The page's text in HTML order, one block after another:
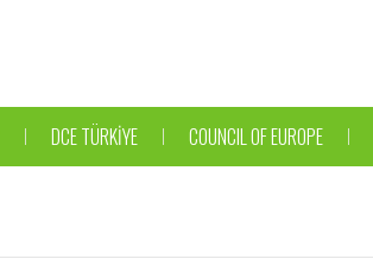
DCE TÜRKİYE COUNCIL OF EUROPE